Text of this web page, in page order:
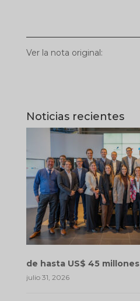
Ver la nota original:
Noticias recientes
de hasta US$ 45 millones
julio 31, 2026